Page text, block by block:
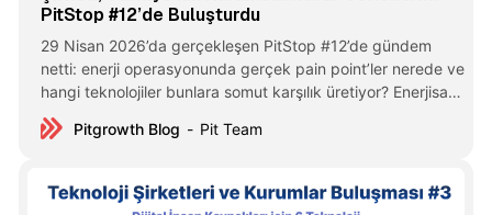
PitStop #12’de Buluşturdu
29 Nisan 2026’da gerçekleşen PitStop #12’de gündem
netti: enerji operasyonunda gerçek pain point’ler nerede ve
hangi teknolojiler bunlara somut karşılık üretiyor? Enerjisa,
TUSAŞ, İnci Holding, Türk Hava Yolları ve Yapı Kredi’nin de
aralarında bulunduğu farklı sektörlerden kurumsal
tamamlayan 5 teknoloji vardı — Mavialp, Werover,
Pitgrowth Blog Pit Team